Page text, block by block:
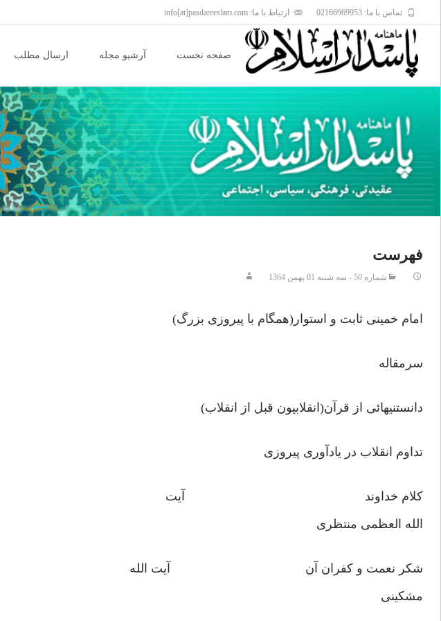
تماس با ما: 02166969953 ارتباط با ما: info[at]pasdareeslam.com
content
صفحه نخست آرشیو مجله ارسال مطلب
فهرست
شماره 50 - سه شنبه 01 بهمن 1364
امام خمینی ثابت و استوار(همگام با پیروزی بزرگ)
سرمقاله
دانستنیهائی از قرآن(انقلابیون قبل از انقلاب)
تداوم انقلاب در یادآوری پیروزی
کلام خداوند آیت
الله العظمی منتظری
شکر نعمت و کفران آن آیت الله
مشکینی